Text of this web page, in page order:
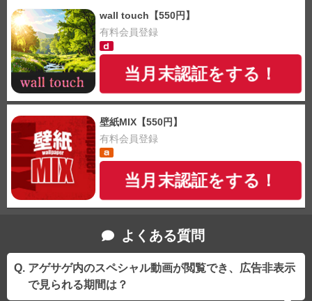
wall touch【550円】
有料会員登録
当月末認証をする！
壁紙MIX【550円】
有料会員登録
当月末認証をする！
よくある質問
アゲサゲ内のスペシャル動画が閲覧でき、広告非表示
で見られる期間は？